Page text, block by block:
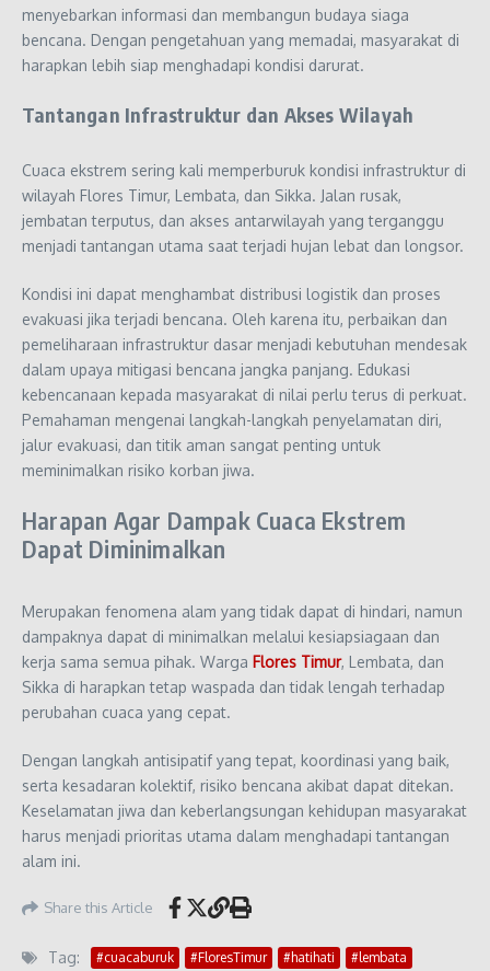
menyebarkan informasi dan membangun budaya siaga
bencana. Dengan pengetahuan yang memadai, masyarakat di
harapkan lebih siap menghadapi kondisi darurat.
Tantangan Infrastruktur dan Akses Wilayah
Cuaca ekstrem sering kali memperburuk kondisi infrastruktur di
wilayah Flores Timur, Lembata, dan Sikka. Jalan rusak,
jembatan terputus, dan akses antarwilayah yang terganggu
menjadi tantangan utama saat terjadi hujan lebat dan longsor.
Kondisi ini dapat menghambat distribusi logistik dan proses
evakuasi jika terjadi bencana. Oleh karena itu, perbaikan dan
pemeliharaan infrastruktur dasar menjadi kebutuhan mendesak
dalam upaya mitigasi bencana jangka panjang. Edukasi
kebencanaan kepada masyarakat di nilai perlu terus di perkuat.
Pemahaman mengenai langkah-langkah penyelamatan diri,
jalur evakuasi, dan titik aman sangat penting untuk
meminimalkan risiko korban jiwa.
Harapan Agar Dampak Cuaca Ekstrem
Dapat Diminimalkan
Merupakan fenomena alam yang tidak dapat di hindari, namun
dampaknya dapat di minimalkan melalui kesiapsiagaan dan
kerja sama semua pihak. Warga Flores Timur, Lembata, dan
Sikka di harapkan tetap waspada dan tidak lengah terhadap
perubahan cuaca yang cepat.
Dengan langkah antisipatif yang tepat, koordinasi yang baik,
serta kesadaran kolektif, risiko bencana akibat dapat ditekan.
Keselamatan jiwa dan keberlangsungan kehidupan masyarakat
harus menjadi prioritas utama dalam menghadapi tantangan
alam ini.
Share this Article
Tag: #cuacaburuk #FloresTimur #hatihati
#lembata